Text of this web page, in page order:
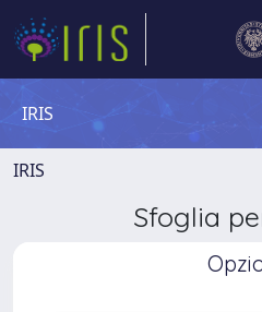
IRIS
IRIS
Sfoglia